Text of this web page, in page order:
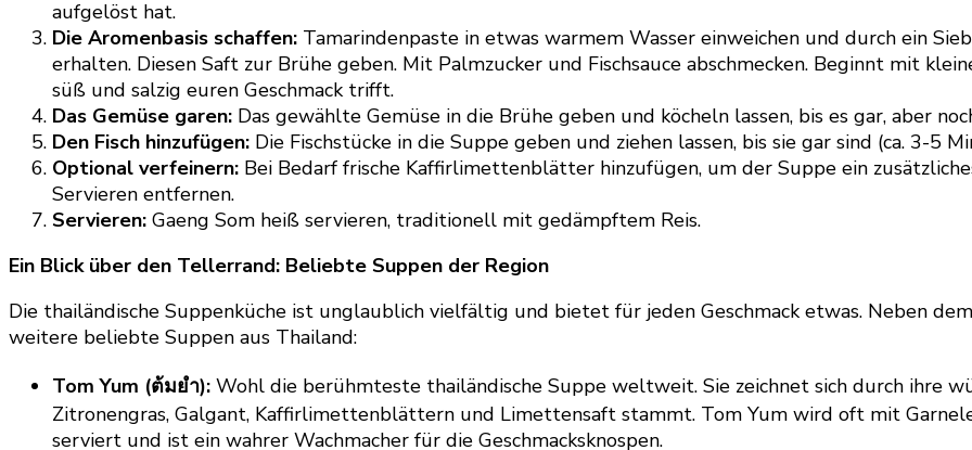
aufgelöst hat.
Die Aromenbasis schaffen: Tamarindenpaste in etwas warmem Wasser einweichen und durch ein
erhalten. Diesen Saft zur Brühe geben. Mit Palmzucker und Fischsauce abschmecken. Beginnt mit
süß und salzig euren Geschmack trifft.
Das Gemüse garen: Das gewählte Gemüse in die Brühe geben und köcheln lassen, bis es gar, aber
Den Fisch hinzufügen: Die Fischstücke in die Suppe geben und ziehen lassen, bis sie gar sind (ca. 3-5
Optional verfeinern: Bei Bedarf frische Kaffirlimettenblätter hinzufügen, um der Suppe ein
Servieren entfernen.
Servieren: Gaeng Som heiß servieren, traditionell mit gedämpftem Reis.
Ein Blick über den Tellerrand: Beliebte Suppen der Region
Die thailändische Suppenküche ist unglaublich vielfältig und bietet für jeden Geschmack etwas. Neben
weitere beliebte Suppen aus Thailand:
Tom Yum (ต้มยำ): Wohl die berühmteste thailändische Suppe weltweit. Sie zeichnet sich durch ihre
Zitronengras, Galgant, Kaffirlimettenblättern und Limettensaft stammt. Tom Yum wird oft mit
serviert und ist ein wahrer Wachmacher für die Geschmacksknospen.